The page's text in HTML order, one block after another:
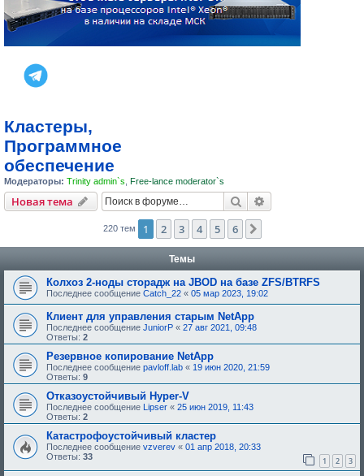
Кластеры,
Программное
обеспечение
Модераторы: Trinity admin`s Free-lance moderator`s
Новая тема Поиск
220 тем 1 2 3 4 5 6
Темы
Колхоз 2-ноды сторадж на JBOD на базе ZFS/BTRFS
Последнее сообщение Catch_22 « 05 мар 2023, 19:02
Клиент для управления старым NetApp
Последнее сообщение JuniorP « 27 авг 2021, 09:48
Ответы: 2
Резервное копирование NetApp
Последнее сообщение pavloff.lab « 19 июн 2020, 21:59
Ответы: 9
Отказоустойчивый Hyper-V
Последнее сообщение Lipser « 25 июн 2019, 11:43
Ответы: 2
Катастрофоустойчивый кластер
Последнее сообщение vzverev « 01 апр 2018, 20:33
Ответы: 33 1 2 3